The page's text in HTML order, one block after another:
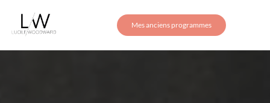
Mes anciens programmes